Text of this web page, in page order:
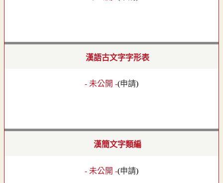
漢語古文字字形表
- 未公開 -(申請)
漢簡文字類編
- 未公開 -(申請)